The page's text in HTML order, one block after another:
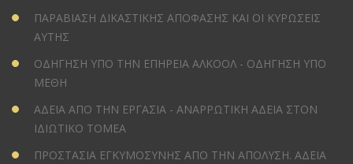
ΠΑΡΑΒΙΑΣΗ ΔΙΚΑΣΤΙΚΗΣ ΑΠΟΦΑΣΗΣ ΚΑΙ ΟΙ ΚΥΡΩΣΕΙΣ
ΑΥΤΗΣ
ΟΔΗΓΗΣΗ ΥΠΟ ΤΗΝ ΕΠΗΡΕΙΑ ΑΛΚΟΟΛ - ΟΔΗΓΗΣΗ ΥΠΟ
ΜΕΘΗ
ΑΔΕΙΑ ΑΠΟ ΤΗΝ ΕΡΓΑΣΙΑ - ΑΝΑΡΡΩΤΙΚΗ ΑΔΕΙΑ ΣΤΟΝ
ΙΔΙΩΤΙΚΟ ΤΟΜΕΑ
ΠΡΟΣΤΑΣΙΑ ΕΓΚΥΜΟΣΥΝΗΣ ΑΠΟ ΤΗΝ ΑΠΟΛΥΣΗ. ΑΔΕΙΑ